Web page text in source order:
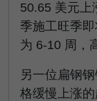
50.65 美元上
季施工旺季
为 6-10 周，
另一位扁钢
格缓慢上涨